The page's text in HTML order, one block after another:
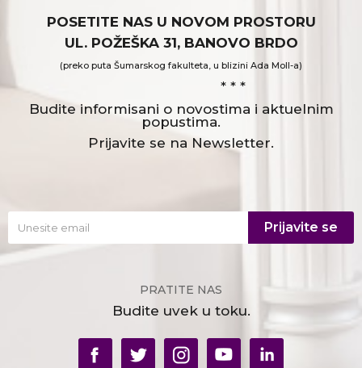
POSETITE NAS U NOVOM PROSTORU
UL. POŽEŠKA 31, BANOVO BRDO
(preko puta Šumarskog fakulteta, u blizini Ada Moll-a)
* * *
Budite informisani o novostima i aktuelnim
popustima.
Prijavite se na Newsletter.
Prijavite se
PRATITE NAS
Budite uvek u toku.